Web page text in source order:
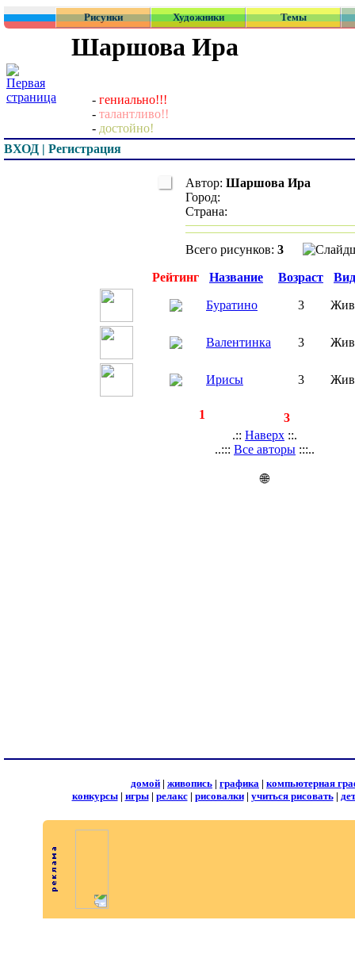
Рисунки Художники Темы
Шаршова Ира
- гениально!!!
- талантливо!!
- достойно!
ВХОД | Регистрация
Автор: Шаршова Ира
Город:
Страна:
Всего рисунков: 3
Рейтинг Название Возраст Вид
Буратино 3
Валентинка 3
Ирисы 3
1
3
.:: Наверх ::.
..::: Все авторы :::..
🌐
домой | живопись | графика | компьютерная
конкурсы| игры| релакс| рисовалки| учиться рисовать|